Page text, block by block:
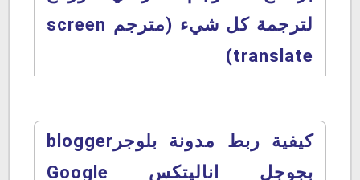
لترجمة كل شيء (مترجم screen
translate)
كيفية ربط مدونة بلوجرblogger
بجوجل اناليتكس Google